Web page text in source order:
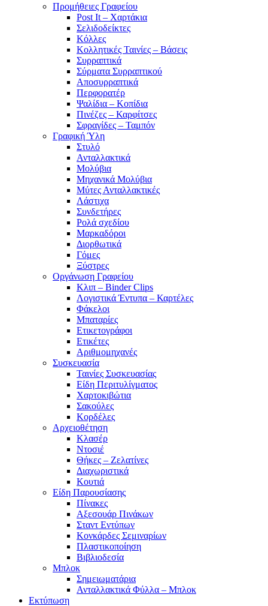
Προμήθειες Γραφείου
Post It – Χαρτάκια
Σελιδοδείκτες
Κόλλες
Κολλητικές Ταινίες – Βάσεις
Συρραπτικά
Σύρματα Συρραπτικού
Αποσυρραπτικά
Περφορατέρ
Ψαλίδια – Κοπίδια
Πινέζες – Καρφίτσες
Σφραγίδες – Ταμπόν
Γραφική Ύλη
Στυλό
Ανταλλακτικά
Μολύβια
Μηχανικά Μολύβια
Μύτες Ανταλλακτικές
Λάστιχα
Συνδετήρες
Ρολά σχεδίου
Μαρκαδόροι
Διορθωτικά
Γόμες
Ξύστρες
Οργάνωση Γραφείου
Κλιπ – Binder Clips
Λογιστικά Έντυπα – Καρτέλες
Φάκελοι
Μπαταρίες
Ετικετογράφοι
Ετικέτες
Αριθμομηχανές
Συσκευασία
Ταινίες Συσκευασίας
Είδη Περιτυλίγματος
Χαρτοκιβώτια
Σακούλες
Κορδέλες
Αρχειοθέτηση
Κλασέρ
Ντοσιέ
Θήκες – Ζελατίνες
Διαχωριστικά
Κουτιά
Είδη Παρουσίασης
Πίνακες
Αξεσουάρ Πινάκων
Σταντ Εντύπων
Κονκάρδες Σεμιναρίων
Πλαστικοποίηση
Βιβλιοδεσία
Μπλοκ
Σημειωματάρια
Ανταλλακτικά Φύλλα – Μπλοκ
Εκτύπωση